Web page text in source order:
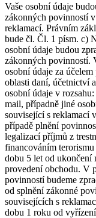
Vaše osobní údaje
zákonných povinností
reklamací. Právním
bude čl. Čl. 1 písm. c)
osobní údaje budou
zákonných povinností.
osobní údaje za
oblasti daní, účetnictví
osobní údaje v
mail, případně jiné
související s reklamací
případě plnění
legalizací příjmů z
financováním
dobu 5 let od ukončení
provedení obchodu. V
povinností budeme
od splnění zákonné
souvisejících s
dobu 1 roku od